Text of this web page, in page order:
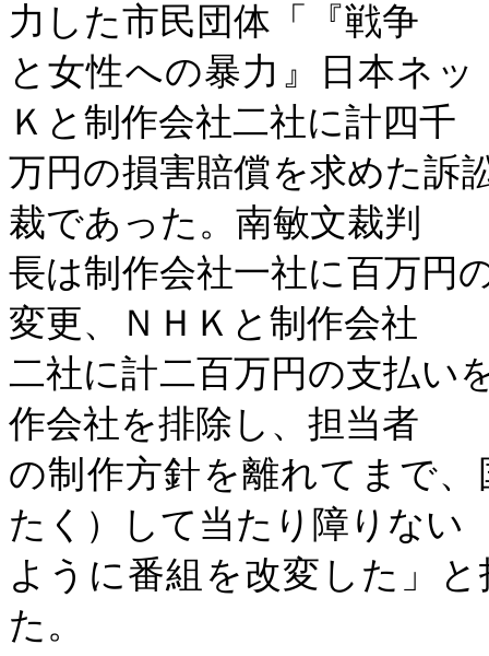
力した市民団体「『戦争
と女性への暴力』日本ネ
Ｋと制作会社二社に計四千
万円の損害賠償を求めた訴
裁であった。南敏文裁判
長は制作会社一社に百万円
変更、ＮＨＫと制作会社
二社に計二百万円の支払い
作会社を排除し、担当者
の制作方針を離れてまで
たく）して当たり障りない
ように番組を改変した」
た。